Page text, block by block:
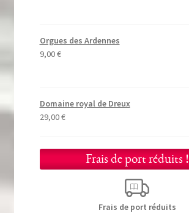
Orgues des Ardennes
9,00€
Domaine royal de Dreux
29,00€
Frais de port réduits !
Frais de port réduits